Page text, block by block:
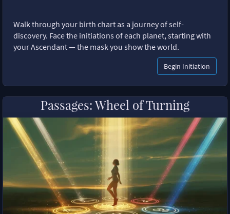
Walk through your birth chart as a journey of self-
discovery. Face the initiations of each planet, starting with
your Ascendant — the mask you show the world.
Begin Initiation
Passages: Wheel of Turning